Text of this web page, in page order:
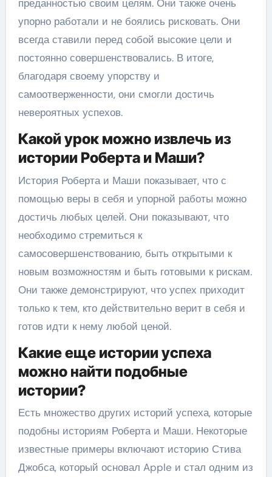
преданностью своим целям. Они также очень
упорно работали и не боялись рисковать. Они
всегда ставили перед собой высокие цели и
постоянно совершенствовались. В итоге,
благодаря своему упорству и
самоотверженности, они смогли достичь
невероятных успехов.
Какой урок можно извлечь из
истории Роберта и Маши?
История Роберта и Маши показывает, что с
помощью веры в себя и упорной работы можно
достичь любых целей. Они показывают, что
необходимо стремиться к
самосовершенствованию, быть открытыми к
новым возможностям и быть готовыми к рискам.
Они также демонстрируют, что успех приходит
только к тем, кто действительно верит в себя и
готов идти к нему любой ценой.
Какие еще истории успеха
можно найти подобные
истории?
Есть множество других историй успеха, которые
подобны историям Роберта и Маши. Некоторые
известные примеры включают историю Стива
Джобса, который основал Apple и стал одним из